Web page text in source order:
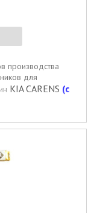
производства
для
KIA CARENS (с